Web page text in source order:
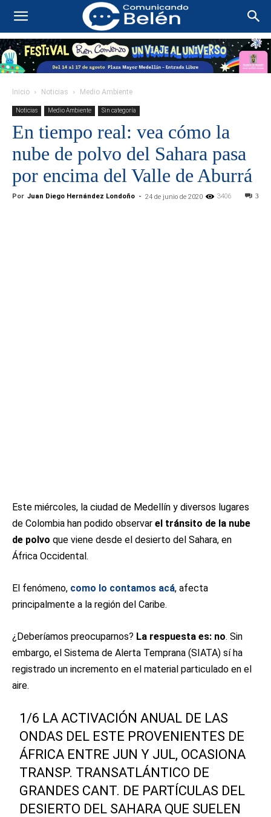
Inicio Noticias Medio Ambiente
Noticias Medio Ambiente Sin categoría
En tiempo real: vea cómo la
nube de polvo del Sahara pasa
por encima del Valle de Aburrá
Por Juan Diego Hernández Londoño - 24 de junio de 2020 3
3406
Este miércoles, la ciudad de Medellín y diversos lugares
de Colombia han podido observar el tránsito de la nube
de polvo que viene desde el desierto del Sahara, en
África Occidental.
El fenómeno, como lo contamos acá, afecta
principalmente a la región del Caribe.
¿Deberíamos preocuparnos? La respuesta es: no. Sin
embargo, el Sistema de Alerta Temprana (SIATA) sí ha
registrado un incremento en el material particulado en el
aire.
1/6 LA ACTIVACIÓN ANUAL DE LAS
ONDAS DEL ESTE PROVENIENTES DE
ÁFRICA ENTRE JUN Y JUL, OCASIONA
TRANSP. TRANSATLÁNTICO DE
GRANDES CANT. DE PARTÍCULAS DEL
DESIERTO DEL SAHARA QUE SUELEN